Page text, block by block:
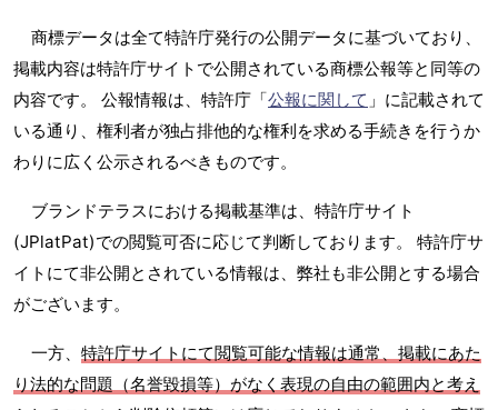
商標データは全て特許庁発行の公開データに基づいており、
掲載内容は特許庁サイトで公開されている商標公報等と同等の
内容です。 公報情報は、特許庁「公報に関して 」に記載されて
いる通り、権利者が独占排他的な権利を求める手続きを行うか
わりに広く公示されるべきものです。
ブランドテラスにおける掲載基準は、特許庁サイト
(JPlatPat)での閲覧可否に応じて判断しております。 特許庁サ
イトにて非公開とされている情報は、弊社も非公開とする場合
がございます。
一方、 特許庁サイトにて閲覧可能な情報は通常、掲載にあた
り法的な問題（名誉毀損等）がなく表現の自由の範囲内と考え